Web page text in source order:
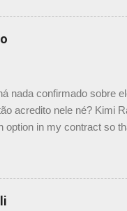
nós recebemos
não podemos ter
nada confirmado sobre
acredito nele né? Kimi
option in my contract so
do Iceman estar há
🇩🇪 #F1